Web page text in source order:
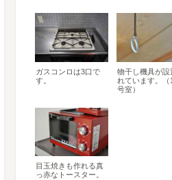
ガスコンロは3口で
す。
物干し機具が設
れています。（
号室）
目玉焼きも作れる真
っ赤なトースター。